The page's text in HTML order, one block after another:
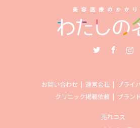
お問い合わせ 運営会社
プライ
クリニック掲載依頼
ブラン
売れコス